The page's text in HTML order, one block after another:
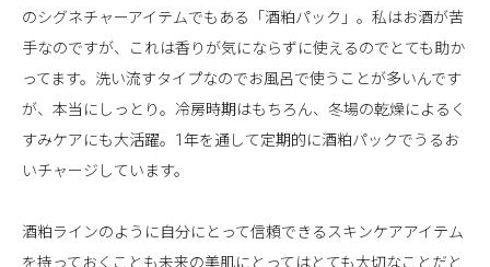
のシグネチャーアイテムでもある「酒粕パック」。私はお酒が苦
手なのですが、これは香りが気にならずに使えるのでとても助か
ってます。洗い流すタイプなのでお風呂で使うことが多いんです
が、本当にしっとり。冷房時期はもちろん、冬場の乾燥によるく
すみケアにも大活躍。1年を通して定期的に酒粕パックでうるお
いチャージしています。
酒粕ラインのように自分にとって信頼できるスキンケアアイテム
を持っておくことも未来の美肌にとってはとても大切なことだと